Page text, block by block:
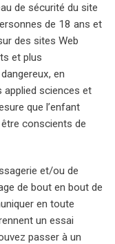
de sécurité du site
de 18 ans et
des sites Web
et plus
en
applied sciences et
que l’enfant
conscients de
et/ou de
de bout en bout de
en toute
un essai
passer à un